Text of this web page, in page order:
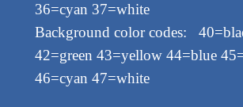
36=cyan 37=white
Background color codes:
42=green 43=yellow 44=blue
46=cyan 47=white